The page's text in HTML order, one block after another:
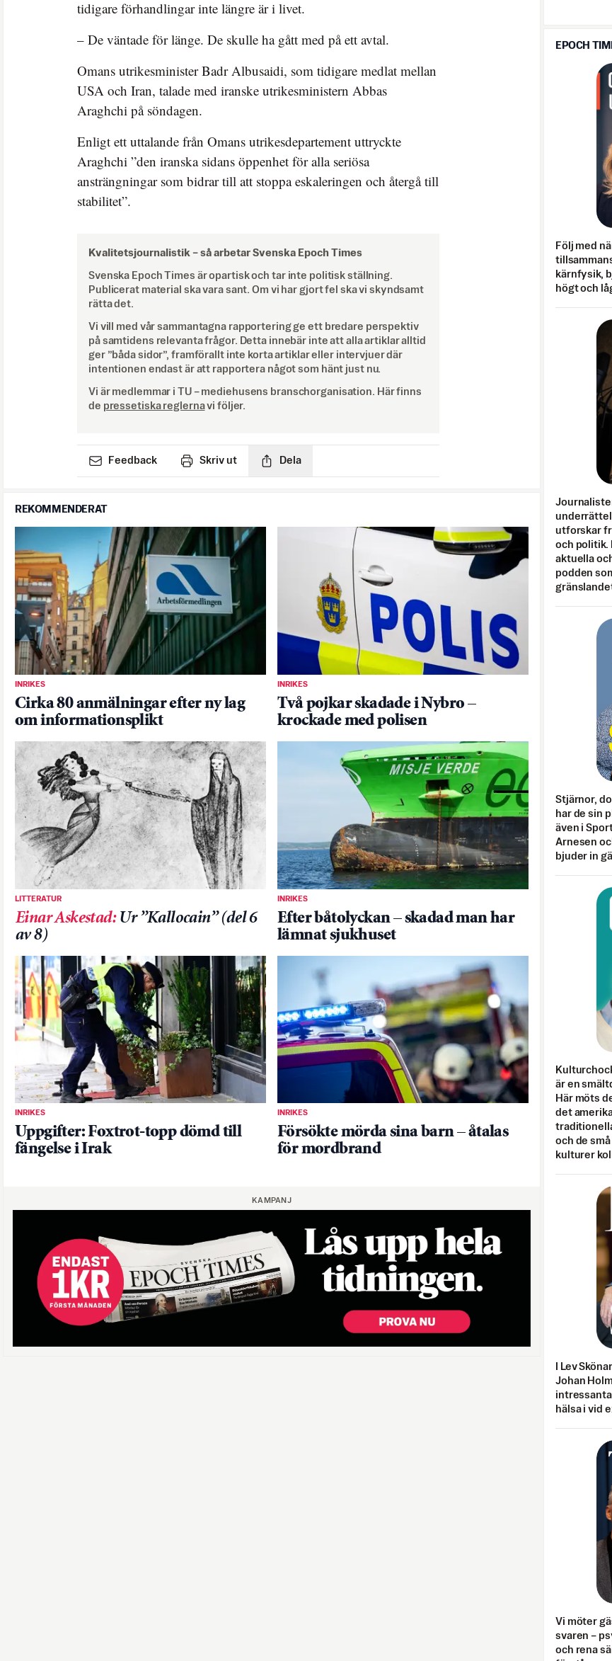
tidigare förhandlingar inte längre är i livet.
– De väntade för länge. De skulle ha gått med på ett avtal.
Omans utrikesminister Badr Albusaidi, som tidigare medlat mellan
USA och Iran, talade med iranske utrikesministern Abbas
Araghchi på söndagen.
Enligt ett uttalande från Omans utrikesdepartement uttryckte
Araghchi ”den iranska sidans öppenhet för alla seriösa
ansträngningar som bidrar till att stoppa eskaleringen och återgå till
stabilitet”.
Kvalitetsjournalistik – så arbetar Svenska Epoch Times
Svenska Epoch Times är opartisk och tar inte politisk ställning.
Publicerat material ska vara sant. Om vi har gjort fel ska vi skyndsamt
rätta det.
Vi vill med vår sammantagna rapportering ge ett bredare perspektiv
på samtidens relevanta frågor. Detta innebär inte att alla artiklar alltid
ger ”båda sidor”, framförallt inte korta artiklar eller intervjuer där
intentionen endast är att rapportera något som hänt just nu.
Vi är medlemmar i TU – mediehusens branschorganisation. Här finns
de pressetiska reglernavi följer.
Feedback Skriv ut Dela
REKOMMENDERAT
INRIKES
Cirka 80 anmälningar efter ny lag
om informationsplikt
INRIKES
Två pojkar skadade i Nybro –
krockade med polisen
LITTERATUR
Einar Askestad: Ur ”Kallocain” (del 6
av 8)
INRIKES
Efter båtolyckan – skadad man har
lämnat sjukhuset
INRIKES
Uppgifter: Foxtrot-topp dömd till
fängelse i Irak
INRIKES
Försökte mörda sina barn – åtalas
för mordbrand
KAMPANJ
EPOCH
Följ med
kärnfysik,
högt och
utforskar
och politik.
aktuella
podden
Stjärnor,
har de sin
även i
Arnesen
bjuder in
är en
Här möts
det
och de
kulturer
I Lev
Johan
hälsa i vid
Vi möter
svaren –
och rena